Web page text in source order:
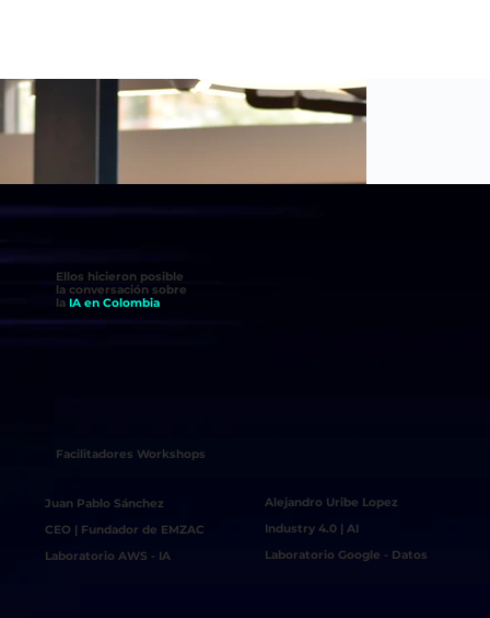
Facilitadores Workshops
Juan Pablo Sánchez
CEO | Fundador de EMZAC
Laboratorio AWS - IA
Alejandro Uribe Lopez
Industry 4.0 | AI
Laboratorio Google - Datos
Ellos hicieron posible
la conversación sobre
la IA en Colombia